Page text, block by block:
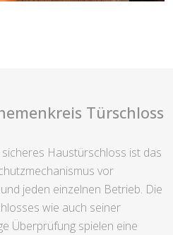
Türschloss
Haustürschloss ist das
vor
jeden einzelnen Betrieb. Die
wie auch seiner
Überprüfung spielen eine